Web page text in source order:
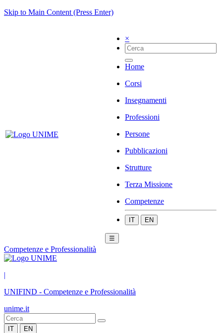
Skip to Main Content (Press Enter)
×
Home
Corsi
Insegnamenti
Professioni
Persone
Pubblicazioni
Strutture
Terza Missione
Competenze
IT EN
☰
Competenze e Professionalità
|
UNIFIND - Competenze e Professionalità
unime.it
IT EN